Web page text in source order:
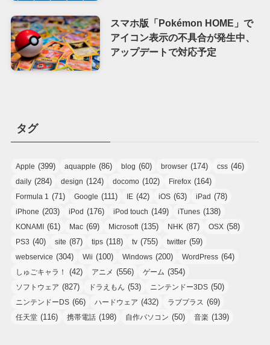
スマホ版「Pokémon HOME」で
アイコン表示の不具合が発生中、
アップデートで対応予定
タグ
Apple (399) aquapple (86) blog (60) browser (174) css (46)
daily (284) design (124) docomo (102) Firefox (164)
Formula 1 (71) Google (111) IE (42) iOS (63) iPad (78)
iPhone (203) iPod (176) iPod touch (149) iTunes (138)
KONAMI (61) Mac (69) Microsoft (135) NHK (87) OSX (58)
PS3 (40) site (87) tips (118) tv (755) twitter (59)
webservice (304) Wii (100) Windows (200) WordPress (64)
しゅごキャラ！ (42) アニメ (556) ゲーム (354)
ソフトウェア (827) ドラえもん (53) ニンテンドー3DS (50)
ニンテンドーDS (66) ハードウェア (432) ラブプラス (69)
任天堂 (116) 携帯電話 (198) 自作パソコン (50) 音楽 (139)